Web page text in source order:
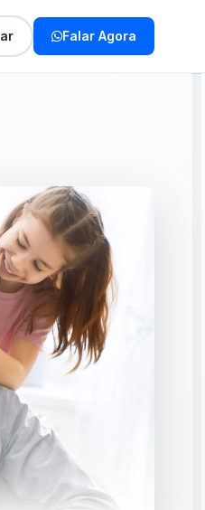
Falar Agora